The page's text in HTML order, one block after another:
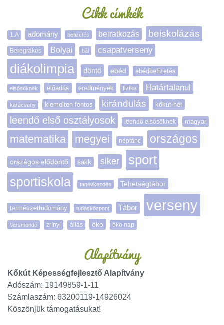
Cikk címkék
1.A adomány befizetés beiratkozás beiskolázás
Beregrákos Bolyai bál csapatverseny
diákolimpia döntő ebéd ebédbefizetés
elsősöknek előadás eredmények fizika Határtalanul
karácsony kiemelten fontos kirándulás kőkút-hét
leendő első osztályosok leendő elsősöknek magyar
matematika megyei néptánc országos
országos elődöntő sakk siker sport
sportiskola tanévkezdés Tehetségtábor
természettudomány tudásközpont Tábor verseny
Versmondó zrínyi állás öko öko nap
Alapítvány
Kőkút Képességfejlesztő Alapítvány
Adószám: 19149859-1-11
Számlaszám: 63200119-14926024
Köszönjük támogatásukat!